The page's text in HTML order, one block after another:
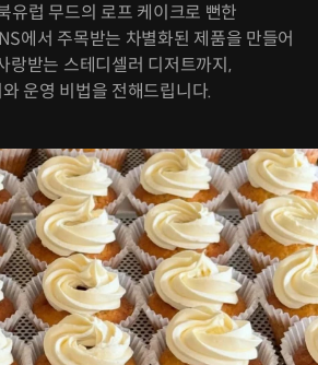
유럽 무드의 로프 케이크로 뻔한
에서 주목받는 차별화된 제품을 만들어
랑받는 스테디셀러 디저트까지,
운영 비법을 전해드립니다.